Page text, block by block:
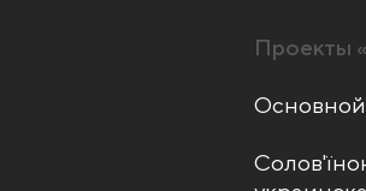
Проекты
Основной